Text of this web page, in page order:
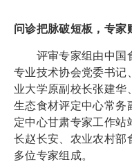
问诊把脉破短板，专家
评审专家组由中国
专业技术协会党委书记
业大学原副校长张建华
生态食材评定中心常务
定中心甘肃专家工作站
长赵长安、农业农村部
多位专家组成。